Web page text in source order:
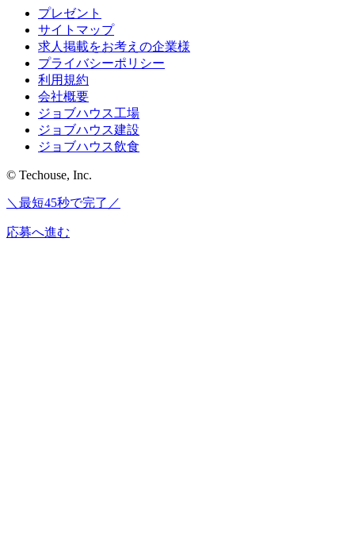
プレゼント
サイトマップ
求人掲載をお考えの企業様
プライバシーポリシー
利用規約
会社概要
ジョブハウス工場
ジョブハウス建設
ジョブハウス飲食
© Techouse, Inc.
＼最短45秒で完了／
応募へ進む